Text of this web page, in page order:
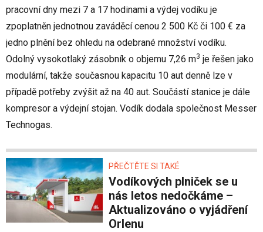
pracovní dny mezi 7 a 17 hodinami a výdej vodíku je
zpoplatněn jednotnou zaváděcí cenou 2 500 Kč či 100 € za
jedno plnění bez ohledu na odebrané množství vodíku.
Odolný vysokotlaký zásobník o objemu 7,26 m3 je řešen jako
modulární, takže současnou kapacitu 10 aut denně lze v
případě potřeby zvýšit až na 40 aut. Součástí stanice je dále
kompresor a výdejní stojan. Vodík dodala společnost Messer
Technogas.
PŘEČTĚTE SI TAKÉ
Vodíkových plniček se u
nás letos nedočkáme –
Aktualizováno o vyjádření
Orlenu